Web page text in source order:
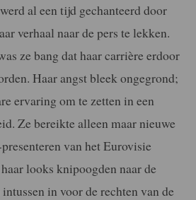
al een tijd gechanteerd door
verhaal naar de pers te lekken.
ze bang dat haar carrière erdoor
Haar angst bleek ongegrond;
ervaring om te zetten in een
Ze bereikte alleen maar nieuwe
van het Eurovisie
looks knipoogden naar de
in voor de rechten van de